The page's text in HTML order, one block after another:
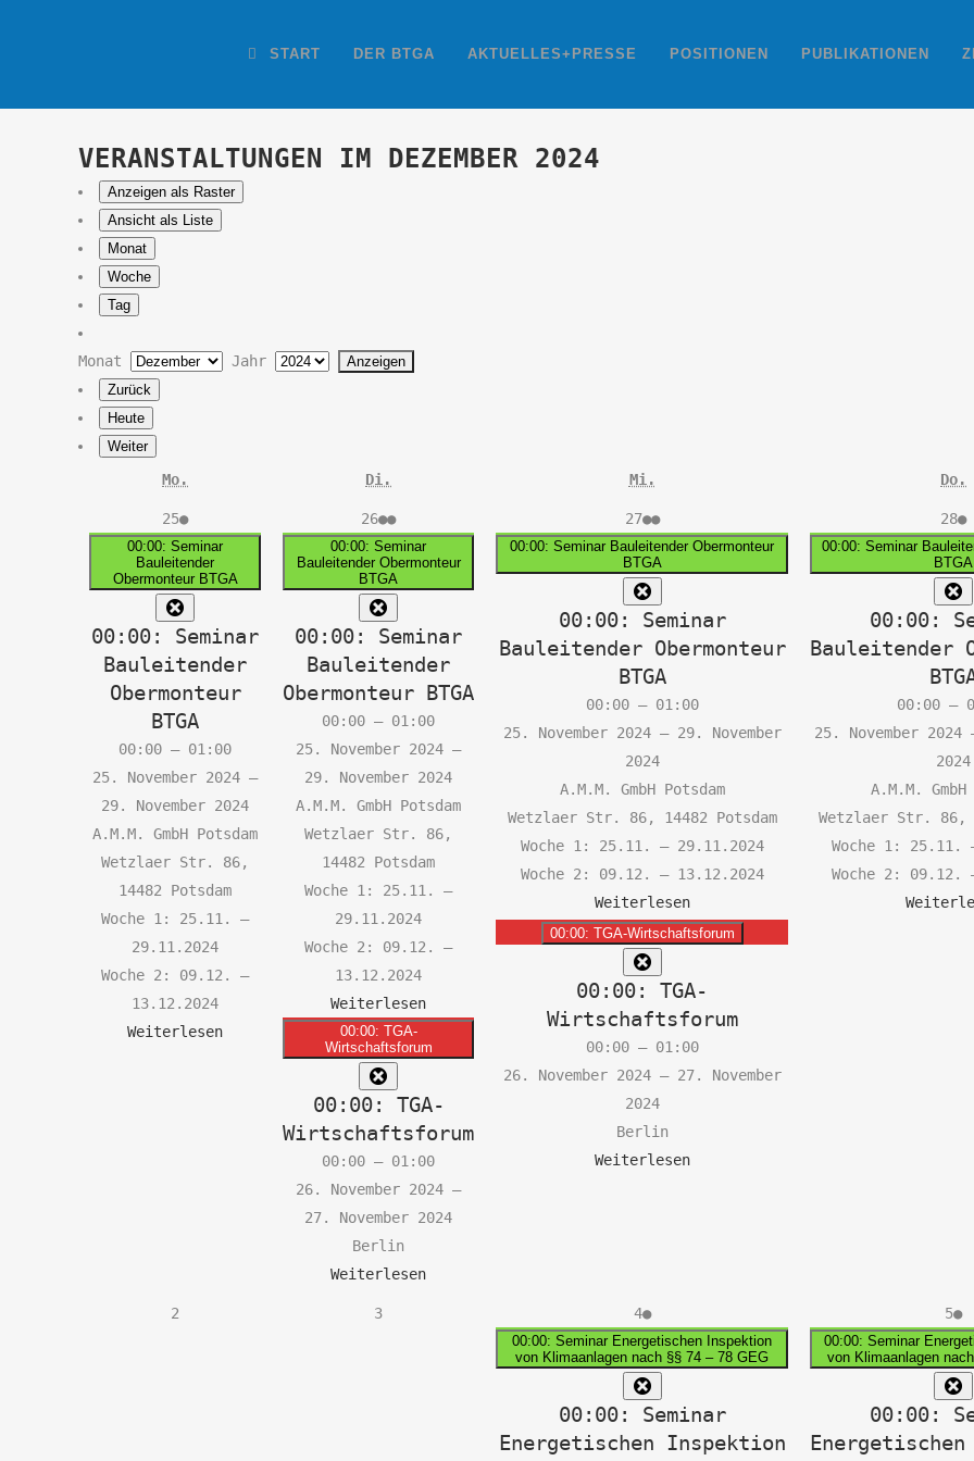
START DER BTGA AKTUELLES+PRESSE POSITIONEN PUBLIKATIONEN
VERANSTALTUNGEN IM DEZEMBER 2024
Anzeigen als Raster
Ansicht als Liste
Monat
Woche
Tag
Monat Jahr
Zurück
Heute
Weiter
Mo. Di. Mi. Do.
2525.
November
2024
●(1
Veranstaltung)
00:00: Seminar
Bauleitender
Obermonteur BTGA
00:00: Seminar
Bauleitender
Obermonteur
BTGA
00:00 – 01:00
25. November 2024 –
29. November 2024
A.M.M. GmbH Potsdam
Wetzlaer Str. 86,
14482 Potsdam
Woche 1: 25.11. –
29.11.2024
Woche 2: 09.12. –
13.12.2024
Weiterlesen
2626.
November
2024
●●(2
Veranstaltungen)
00:00: Seminar
Bauleitender Obermonteur
BTGA
00:00: Seminar
Bauleitender
Obermonteur BTGA
00:00 – 01:00
25. November 2024 –
29. November 2024
A.M.M. GmbH Potsdam
Wetzlaer Str. 86,
14482 Potsdam
Woche 1: 25.11. –
29.11.2024
Woche 2: 09.12. –
13.12.2024
Weiterlesen
00:00: TGA-
Wirtschaftsforum
00:00: TGA-
Wirtschaftsforum
00:00 – 01:00
26. November 2024 –
27. November 2024
Berlin
Weiterlesen
2727.
November
2024
●●(2
Veranstaltungen)
00:00: Seminar Bauleitender Obermonteur
BTGA
00:00: Seminar
Bauleitender Obermonteur
BTGA
00:00 – 01:00
25. November 2024 – 29. November
2024
A.M.M. GmbH Potsdam
Wetzlaer Str. 86, 14482 Potsdam
Woche 1: 25.11. – 29.11.2024
Woche 2: 09.12. – 13.12.2024
Weiterlesen
00:00: TGA-Wirtschaftsforum
00:00: TGA-
Wirtschaftsforum
00:00 – 01:00
26. November 2024 – 27. November
2024
Berlin
Weiterlesen
2828.
●(1
00:00: Seminar
BTGA
00:00:
Bauleitender
00:00 –
25. November 2024
2024
A.M.M. GmbH
Wetzlaer Str. 86,
Woche 1: 25.11.
Woche 2: 09.12.
2 33.
44.
Dezember
2024
●(1
Veranstaltung)
00:00: Seminar Energetischen Inspektion
von Klimaanlagen nach §§ 74 – 78 GEG
00:00: Seminar
Energetischen Inspektion
55.
●(1
00:00: Seminar
von Klimaanlagen
00:00: